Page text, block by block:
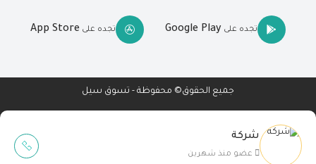
شركة
عضو منذ شهرين
تجده على Google Play تجده على App Store
جميع الحقوق© محفوظة - تسوق سيل